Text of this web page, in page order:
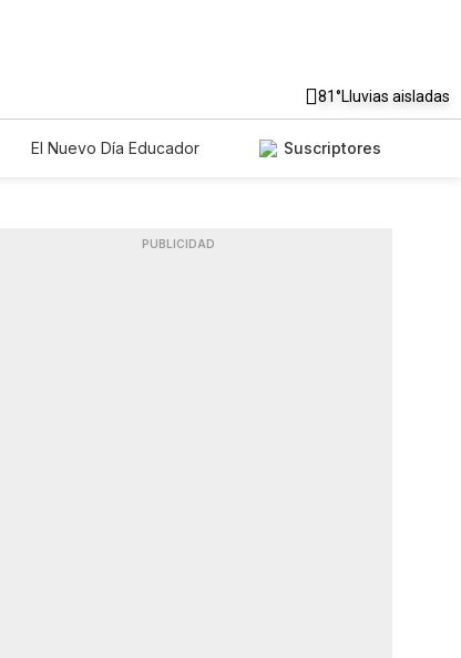
81°Lluvias aisladas
El Nuevo Día Educador
Suscriptores
PUBLICIDAD